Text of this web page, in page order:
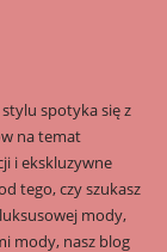
spotyka się z
na temat
i ekskluzywne
tego, czy szukasz
mody,
mody, nasz blog